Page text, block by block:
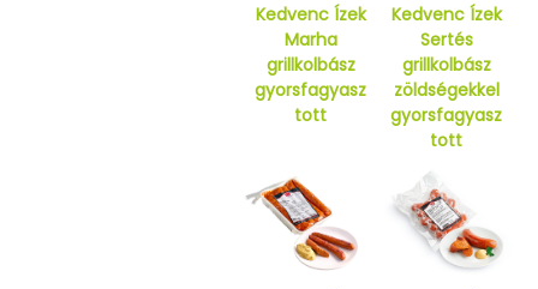
Kedvenc Ízek
Marha
grillkolbász
gyorsfagyasz
tott
Kedvenc Ízek
Sertés
grillkolbász
zöldségekkel
gyorsfagyasz
tott